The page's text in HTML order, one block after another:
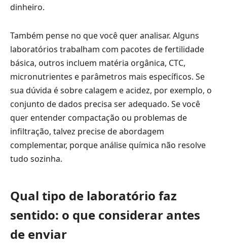
dinheiro.
Também pense no que você quer analisar. Alguns
laboratórios trabalham com pacotes de fertilidade
básica, outros incluem matéria orgânica, CTC,
micronutrientes e parâmetros mais específicos. Se
sua dúvida é sobre calagem e acidez, por exemplo, o
conjunto de dados precisa ser adequado. Se você
quer entender compactação ou problemas de
infiltração, talvez precise de abordagem
complementar, porque análise química não resolve
tudo sozinha.
Qual tipo de laboratório faz
sentido: o que considerar antes
de enviar